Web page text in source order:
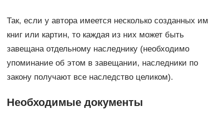
Так, если у автора имеется несколько созданных им
книг или картин, то каждая из них может быть
завещана отдельному наследнику (необходимо
упоминание об этом в завещании, наследники по
закону получают все наследство целиком).
Необходимые документы